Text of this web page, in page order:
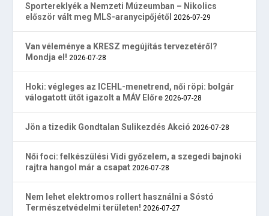
Sportereklyék a Nemzeti Múzeumban – Nikolics
először vált meg MLS-aranycipőjétől 2026-07-29
Van véleménye a KRESZ megújítás tervezetéről?
Mondja el! 2026-07-28
Hoki: végleges az ICEHL-menetrend, női röpi: bolgár
válogatott ütőt igazolt a MÁV Előre 2026-07-28
Jön a tizedik Gondtalan Sulikezdés Akció 2026-07-28
Női foci: felkészülési Vidi győzelem, a szegedi bajnoki
rajtra hangol már a csapat 2026-07-28
Nem lehet elektromos rollert használni a Sóstó
Természetvédelmi területen! 2026-07-27